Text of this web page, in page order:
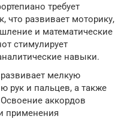
требует
что развивает моторику,
и математические
стимулирует
навыки.
развивает мелкую
рук и пальцев, а также
аккордов
применения